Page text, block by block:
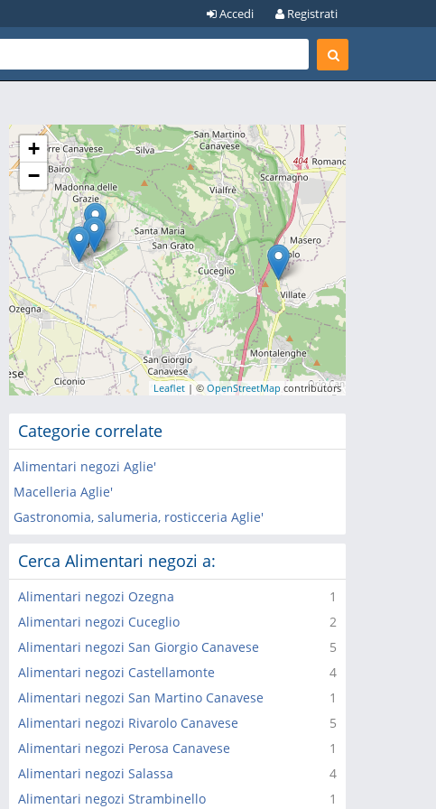
Registrati
Accedi
+
−
Leaflet | ©OpenStreetMap contributors
Categorie correlate
Alimentari negozi Aglie'
Macelleria Aglie'
Gastronomia, salumeria, rosticceria Aglie'
Cerca Alimentari negozi a:
1
Alimentari negozi Ozegna
2
Alimentari negozi Cuceglio
5
Alimentari negozi San Giorgio Canavese
4
Alimentari negozi Castellamonte
1
Alimentari negozi San Martino Canavese
5
Alimentari negozi Rivarolo Canavese
1
Alimentari negozi Perosa Canavese
4
Alimentari negozi Salassa
1
Alimentari negozi Strambinello